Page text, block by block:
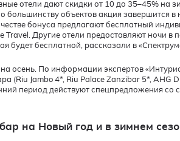
отели дают скидки от 10 до 35–45% на
объектов акция завершится в
бонуса предлагают бесплатный
Travel. Другие отели предоставляют ночи в
будет бесплатной, рассказали в
осень. По информации экспертов
(Riu Jambo 4*, Riu Palace Zanzibar 5*, AHG
период действуют спецпредложения со
на Новый год и в зимнем